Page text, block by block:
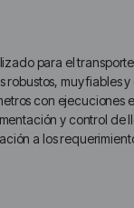
para el
muy fiables
con ejecuciones
y control de
a los